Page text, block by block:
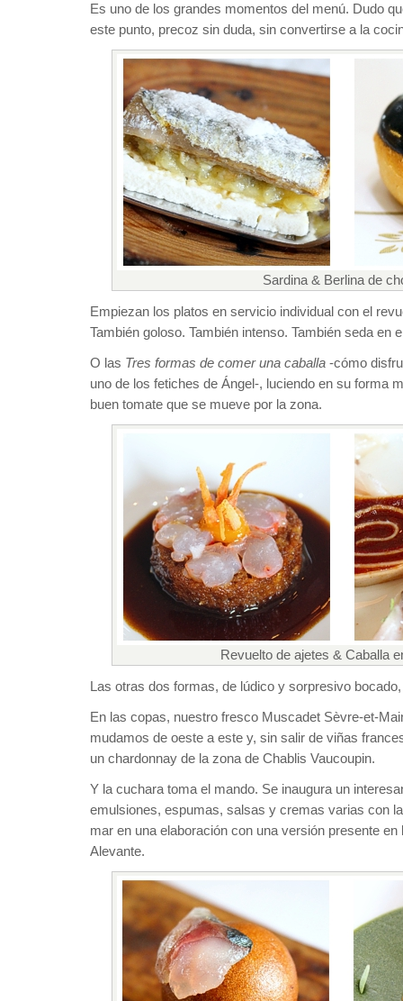
Es uno de los grandes momentos del menú. Dudo
este punto, precoz sin duda, sin convertirse a la
Sardina & Berlina de
Empiezan los platos en servicio individual con el
También goloso. También intenso. También seda en
O las Tres formas de comer una caballa -cómo
uno de los fetiches de Ángel-, luciendo en su forma
buen tomate que se mueve por la zona.
Revuelto de ajetes & Caballa
Las otras dos formas, de lúdico y sorpresivo
En las copas, nuestro fresco Muscadet Sèvre-et-
mudamos de oeste a este y, sin salir de viñas
un chardonnay de la zona de Chablis Vaucoupin.
Y la cuchara toma el mando. Se inaugura un
emulsiones, espumas, salsas y cremas varias con
mar en una elaboración con una versión presente
Alevante.